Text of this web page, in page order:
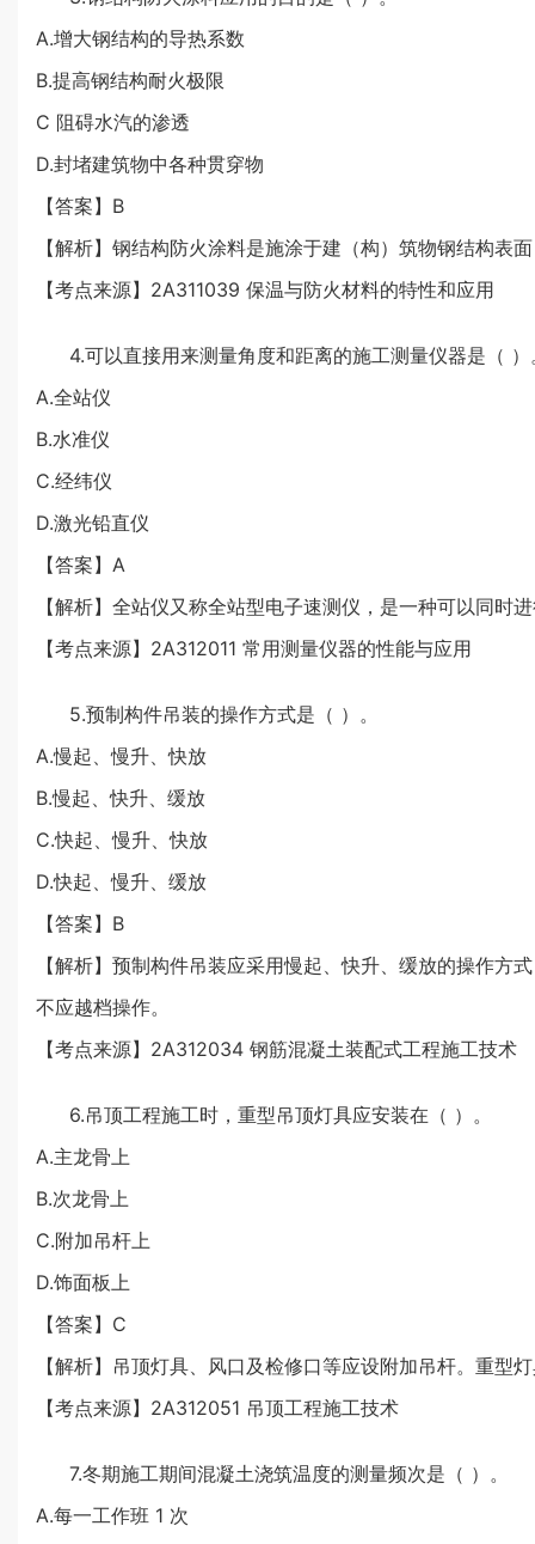
A.增大钢结构的导热系数
B.提高钢结构耐火极限
C 阻碍水汽的渗透
D.封堵建筑物中各种贯穿物
【答案】B
【解析】钢结构防火涂料是施涂于建（构）筑物钢结构表
【考点来源】2A311039 保温与防火材料的特性和应用
4.可以直接用来测量角度和距离的施工测量仪器是（ ）
A.全站仪
B.水准仪
C.经纬仪
D.激光铅直仪
【答案】A
【解析】全站仪又称全站型电子速测仪，是一种可以同
【考点来源】2A312011 常用测量仪器的性能与应用
5.预制构件吊装的操作方式是（ ）。
A.慢起、慢升、快放
B.慢起、快升、缓放
C.快起、慢升、快放
D.快起、慢升、缓放
【答案】B
【解析】预制构件吊装应采用慢起、快升、缓放的操作
不应越档操作。
【考点来源】2A312034 钢筋混凝土装配式工程施工技术
6.吊顶工程施工时，重型吊顶灯具应安装在（ ）。
A.主龙骨上
B.次龙骨上
C.附加吊杆上
D.饰面板上
【答案】C
【解析】吊顶灯具、风口及检修口等应设附加吊杆。重
【考点来源】2A312051 吊顶工程施工技术
7.冬期施工期间混凝土浇筑温度的测量频次是（ ）。
A.每一工作班 1 次